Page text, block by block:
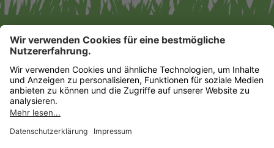
Gartencenter Augsburg GmbH & Co. KG
Impressum|Datenschutz
Datenschutz-Einstellungen
HIER FINDEN SIE UNS!